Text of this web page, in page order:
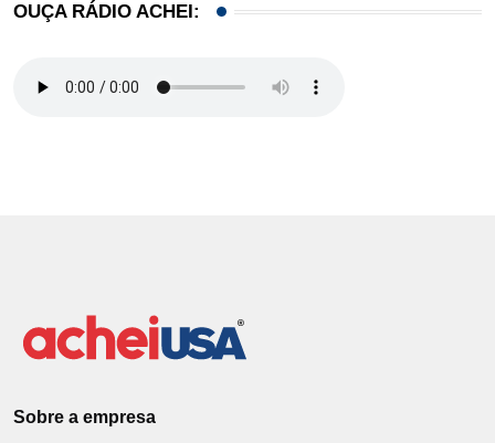
OUÇA RÁDIO ACHEI:
Sobre a empresa